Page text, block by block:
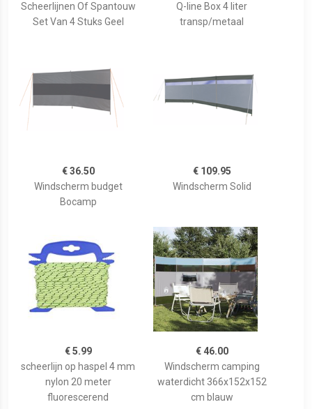
Scheerlijnen Of Spantouw
Set Van 4 Stuks Geel
Q-line Box 4 liter
transp/metaal
€ 36.50
Windscherm budget
Bocamp
€ 109.95
Windscherm Solid
€ 5.99
scheerlijn op haspel 4 mm
nylon 20 meter
fluorescerend
€ 46.00
Windscherm camping
waterdicht 366x152x152
cm blauw